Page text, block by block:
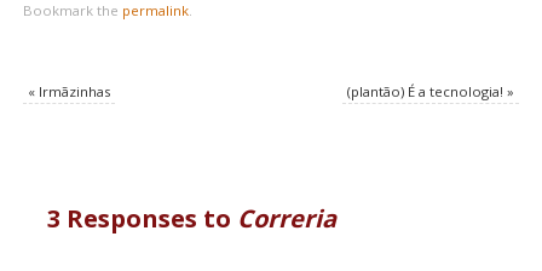
Bookmark the permalink.
«Irmãzinhas (plantão) É a tecnologia!»
3 Responses to Correria